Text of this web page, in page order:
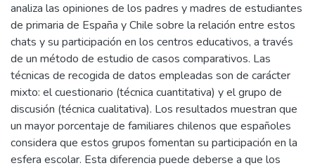
analiza las opiniones de los padres y madres de estudiantes
de primaria de España y Chile sobre la relación entre estos
chats y su participación en los centros educativos, a través
de un método de estudio de casos comparativos. Las
técnicas de recogida de datos empleadas son de carácter
mixto: el cuestionario (técnica cuantitativa) y el grupo de
discusión (técnica cualitativa). Los resultados muestran que
un mayor porcentaje de familiares chilenos que españoles
considera que estos grupos fomentan su participación en la
esfera escolar. Esta diferencia puede deberse a que los